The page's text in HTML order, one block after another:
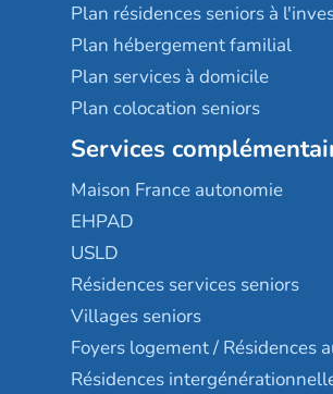
Plan résidences seniors à
Plan hébergement familial
Plan services à domicile
Plan colocation seniors
Services
Maison France autonomie
EHPAD
USLD
Résidences services seniors
Villages seniors
Foyers logement / Résidences
Résidences